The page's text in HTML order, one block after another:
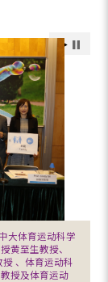
大体育运动科学
黄至生教授、
授 、体育运动科
授及体育运动